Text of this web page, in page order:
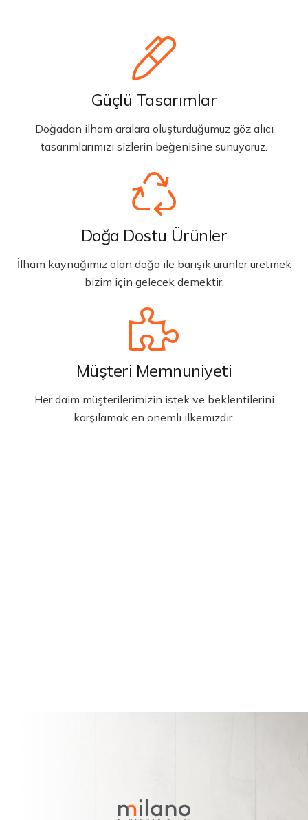
Güçlü Tasarımlar
Doğadan ilham aralara oluşturduğumuz göz alıcı
tasarımlarımızı sizlerin beğenisine sunuyoruz.
Doğa Dostu Ürünler
İlham kaynağımız olan doğa ile barışık ürünler üretmek
bizim için gelecek demektir.
Müşteri Memnuniyeti
Her daim müşterilerimizin istek ve beklentilerini
karşılamak en önemli ilkemizdir.